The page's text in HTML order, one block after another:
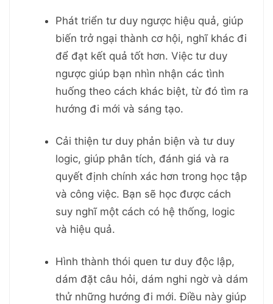
Phát triển tư duy ngược hiệu quả, giúp
biến trở ngại thành cơ hội, nghĩ khác đi
để đạt kết quả tốt hơn. Việc tư duy
ngược giúp bạn nhìn nhận các tình
huống theo cách khác biệt, từ đó tìm ra
hướng đi mới và sáng tạo.
Cải thiện tư duy phản biện và tư duy
logic, giúp phân tích, đánh giá và ra
quyết định chính xác hơn trong học tập
và công việc. Bạn sẽ học được cách
suy nghĩ một cách có hệ thống, logic
và hiệu quả.
Hình thành thói quen tư duy độc lập,
dám đặt câu hỏi, dám nghi ngờ và dám
thử những hướng đi mới. Điều này giúp